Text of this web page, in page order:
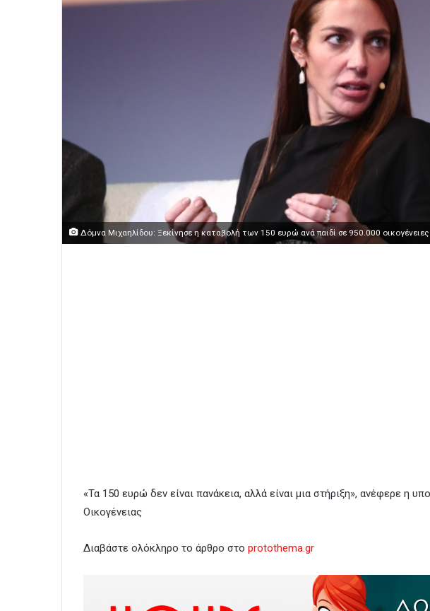
Δόμνα Μιχαηλίδου: Ξεκίνησε η καταβολή των 150 ευρώ ανά παιδί σε 950.000 οικογένειες
«Τα 150 ευρώ δεν είναι πανάκεια, αλλά είναι μια στήριξη», ανέφερε η
Οικογένειας
Διαβάστε ολόκληρο το άρθρο στο protothema.gr